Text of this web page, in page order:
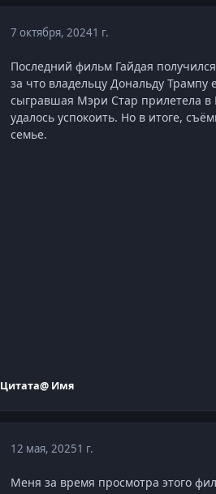
7 октября, 20241 г.
Последний фильм Гайдая
за что владельцу Дональду Трампу
сыгравшая Мэри Стар прилетела в
удалось успокоить. Но в итоге,
семье.
Цитата@ Имя
12 мая, 20251 г.
Меня за время просмотра этого